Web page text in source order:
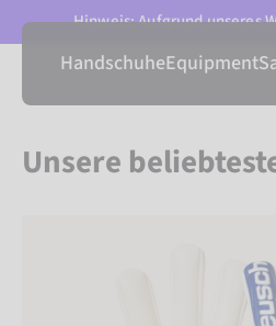
Hinweis: Aufgrund unseres
HandschuheEquipment
Unsere